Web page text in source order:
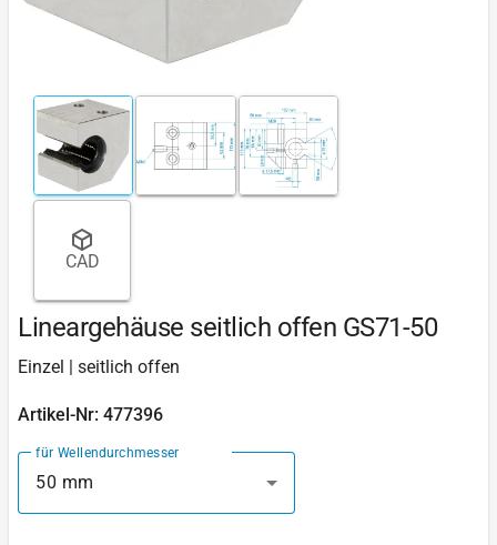
CAD
Lineargehäuse seitlich offen GS71-50
Einzel | seitlich offen
Artikel-Nr: 477396
für Wellendurchmesser
50 mm